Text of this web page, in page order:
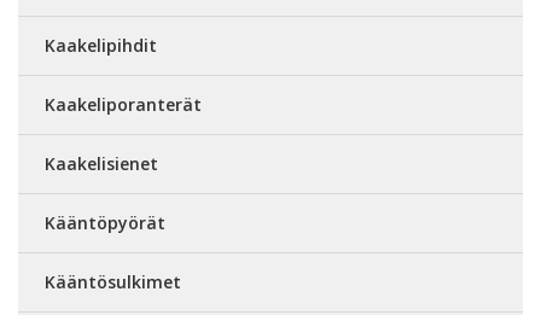
Kaakelipihdit
Kaakeliporanterät
Kaakelisienet
Kääntöpyörät
Kääntösulkimet